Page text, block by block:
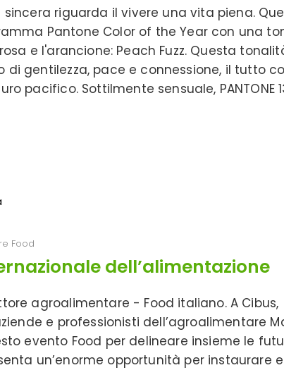
riguarda il vivere una vita piena.
Pantone Color of the Year con una
e l'arancione: Peach Fuzz. Questa
di gentilezza, pace e connessione, il tutto
pacifico. Sottilmente sensuale, PANTONE
Food
dell’alimentazione
agroalimentare - Food italiano. A Cibus,
e professionisti dell’agroalimentare
evento Food per delineare insieme le
un’enorme opportunità per instaurare e